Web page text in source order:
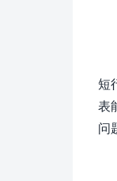
短
表
问